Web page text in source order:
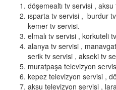
döşemealtı tv servisi ,
ısparta tv servisi , burdur
kemer tv servisi.
elmalı tv servisi , korkuteli
alanya tv servisi ,
serik tv servisi , akseki tv
muratpaşa televizyon
kepez televizyon servisi ,
aksu televizyon servisi ,